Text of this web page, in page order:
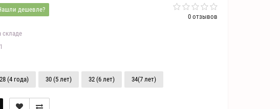
0 отзывов
дешевле?
складе
28 (4 года) 30 (5 лет) 32 (6 лет) 34(7 лет)